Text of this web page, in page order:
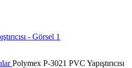
Polymex P-3021 PVC Yapıştırıcısı